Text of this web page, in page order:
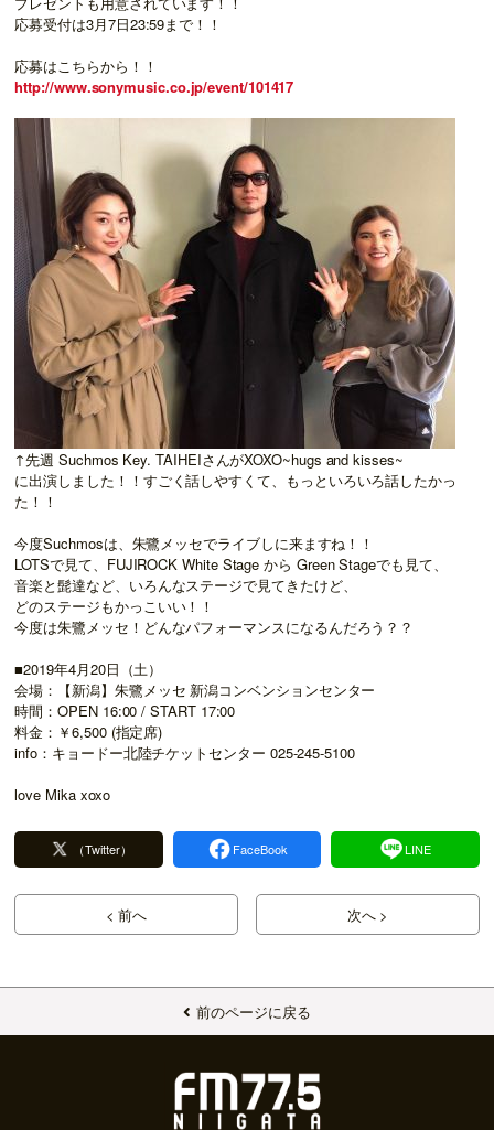
応募受付は3月7日23:59まで！！
応募はこちらから！！
http://www.sonymusic.co.jp/event/101417
↑先週 Suchmos Key. TAIHEIさんがXOXO~hugs and kisses~
に出演しました！！すごく話しやすくて、もっといろいろ話したかっ
た！！
今度Suchmosは、朱鷺メッセでライブしに来ますね！！
LOTSで見て、FUJIROCK White Stage から Green Stageでも見て、
音楽と髭達など、いろんなステージで見てきたけど、
どのステージもかっこいい！！
今度は朱鷺メッセ！どんなパフォーマンスになるんだろう？？
■2019年4月20日（土）
会場：【新潟】朱鷺メッセ 新潟コンベンションセンター
時間：OPEN 16:00 / START 17:00
料金：￥6,500 (指定席)
info：キョードー北陸チケットセンター 025-245-5100
love Mika xoxo
（Twitter） FaceBook LINE
< 前へ 次へ >
前のページに戻る